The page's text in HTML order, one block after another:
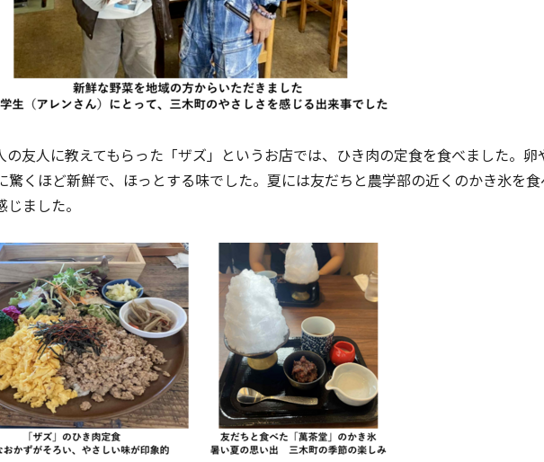
友人に教えてもらった「ザズ」というお店では、ひき肉の定食を食べました。卵
驚くほど新鮮で、ほっとする味でした。夏には友だちと農学部の近くのかき氷を食
ました。